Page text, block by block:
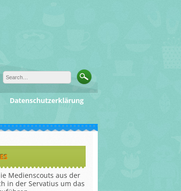
Datenschutzerklärung
Medienscouts aus der
in der Servatius um das